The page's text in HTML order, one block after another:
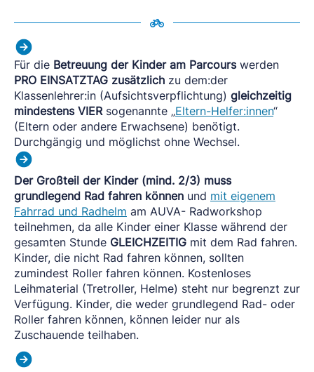
Für die Betreuung der Kinder am Parcours werden
PRO EINSATZTAG zusätzlich zu dem:der
Klassenlehrer:in (Aufsichtsverpflichtung) gleichzeitig
mindestens VIER sogenannte „Eltern-Helfer:innen“
(Eltern oder andere Erwachsene) benötigt.
Durchgängig und möglichst ohne Wechsel.
Der Großteil der Kinder (mind. 2/3) muss
grundlegend Rad fahren können und mit eigenem
Fahrrad und Radhelm am AUVA- Radworkshop
teilnehmen, da alle Kinder einer Klasse während der
gesamten Stunde GLEICHZEITIG mit dem Rad fahren.
Kinder, die nicht Rad fahren können, sollten
zumindest Roller fahren können. Kostenloses
Leihmaterial (Tretroller, Helme) steht nur begrenzt zur
Verfügung. Kinder, die weder grundlegend Rad- oder
Roller fahren können, können leider nur als
Zuschauende teilhaben.